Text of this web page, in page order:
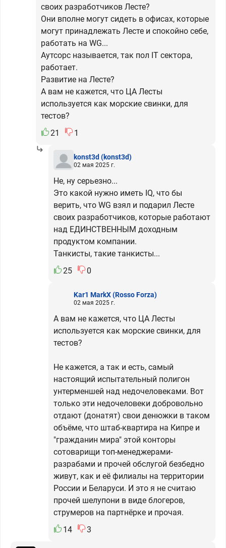
своих разработчиков Лесте?
Они вполне могут сидеть в офисах, которые
могут принадлежать Лесте и спокойно себе,
работать на WG...
Аутсорс называется, так пол IT сектора,
работает.
Развитие на Лесте?
А вам не кажется, что ЦА Лесты
используется как морские свинки, для
тестов?
21
1
konst3d(konst3d)
02 мая 2025 г.
Не, ну серьезно...
Это какой нужно иметь IQ, что бы
верить, что WG взял и подарил Лесте
своих разработчиков, которые работают
над ЕДИНСТВЕННЫМ доходным
продуктом компании.
Танкисты, такие танкисты...
25
0
Kar1 MarkX(Rosso Forza)
02 мая 2025 г.
А вам не кажется, что ЦА Лесты
используется как морские свинки, для
тестов?
Не кажется, а так и есть, самый
настоящий испытательный полигон
унтерменшей над недочеловеками. Вот
только эти недочеловеки добровольно
отдают (донатят) свои денюжки в таком
объёме, что штаб-квартира на Кипре и
"гражданин мира" этой конторы
сотоварищи топ-менеджерами-
разрабами и прочей обслугой безбедно
живут, как и её филиалы на территории
России и Беларуси. И это я не считаю
прочей шелупони в виде блогеров,
струмеров на партнёрке и прочая.
14
3